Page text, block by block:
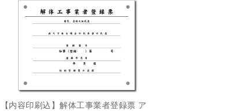
【内容印刷込】解体工事業者登録票 ア